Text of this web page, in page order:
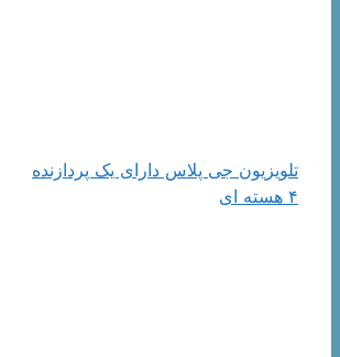
تلویزیون جی پلاس دارای یک پردازنده